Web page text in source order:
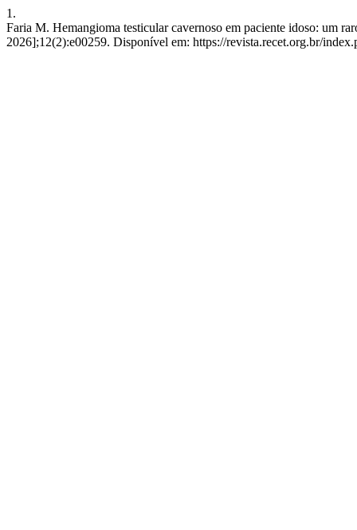
1.
Faria M. Hemangioma testicular cavernoso em paciente idoso: um
2026];12(2):e00259. Disponível em: https://revista.recet.org.br/